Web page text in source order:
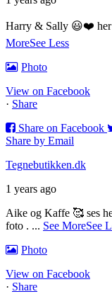
Harry & Sally 😃❤️ her
MoreSee Less
Photo
View on Facebook
· Share
Share on Facebook
Share by Email
Tegnebutikken.dk
1 years ago
Aike og Kaffe 🥰 ses
foto . ... See MoreSee
Photo
View on Facebook
· Share